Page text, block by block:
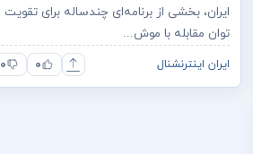
ایران، بخشی از برنامه‌ای چندساله برای تقویت
توان مقابله با موش...
ایران اینترنشنال ۰ ۰